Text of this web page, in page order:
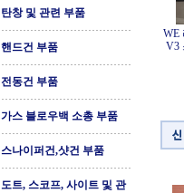
탄창 및 관련 부품
핸드건 부품
전동건 부품
가스 블로우백 소총 부품
스나이퍼건,샷건 부품
도트, 스코프, 사이트 및 관
WE
V3